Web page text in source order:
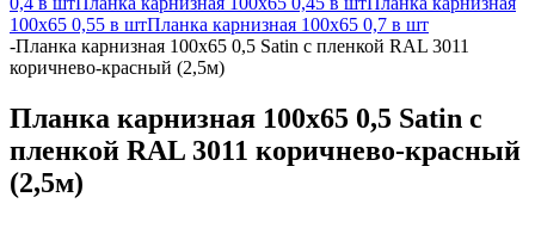
100х65 0,55 в штПланка карнизная 100х65 0,7 в шт
-Планка карнизная 100х65 0,5 Satin с пленкой RAL 3011
коричнево-красный (2,5м)
Планка карнизная 100х65 0,5 Satin с
пленкой RAL 3011 коричнево-красный
(2,5м)